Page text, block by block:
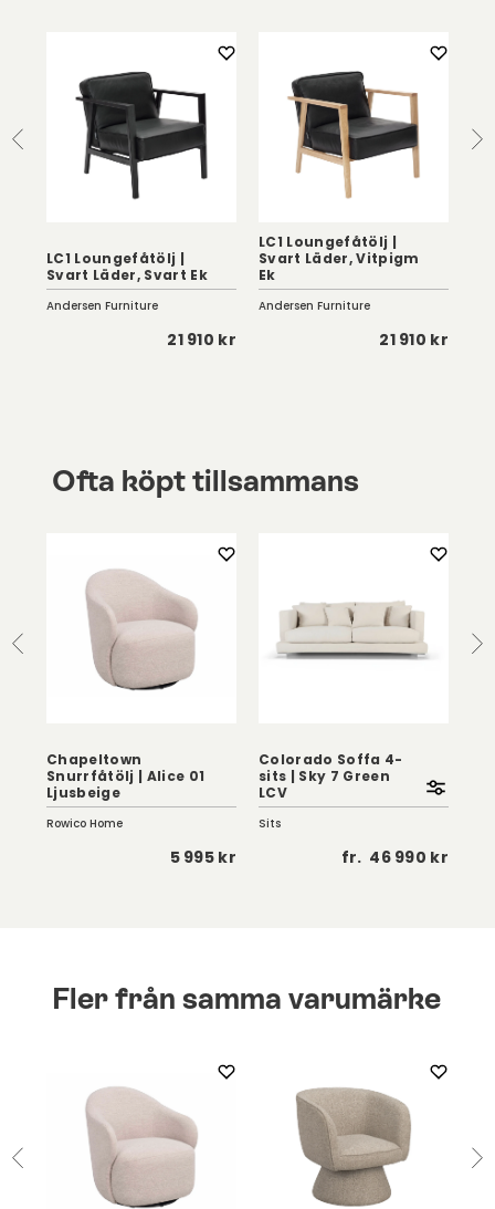
LC1 Loungefåtölj |
Svart Läder, Svart Ek
Andersen Furniture
21 910 kr
LC1 Loungefåtölj |
Svart Läder, Vitpigm
Ek
Andersen Furniture
21 910 kr
Ofta köpt tillsammans
Chapeltown
Snurrfåtölj | Alice 01
Ljusbeige
Rowico Home
5 995 kr
Colorado Soffa 4-
sits | Sky 7 Green
LCV
Sits
fr. 46 990 kr
Fler från samma varumärke